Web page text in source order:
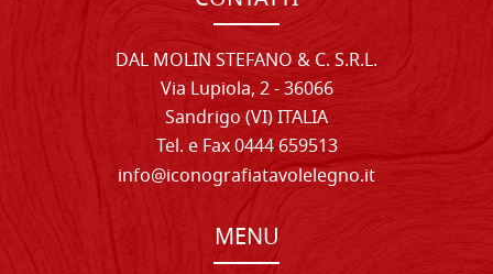
DAL MOLIN STEFANO & C. S.R.L.
Via Lupiola, 2 - 36066
Sandrigo (VI) ITALIA
Tel. e Fax 0444 659513
info@iconografiatavolelegno.it
MENU